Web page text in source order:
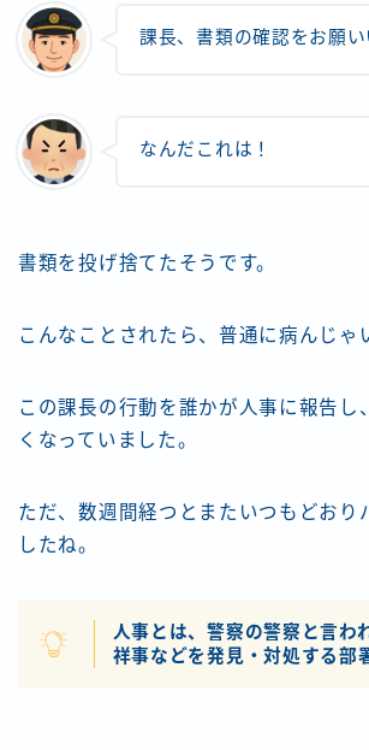
課長、書類の確認をお願
なんだこれは！
書類を投げ捨てたそうです。
こんなことされたら、普通に病んじゃ
この課長の行動を誰かが人事に報告し
くなっていました。
ただ、数週間経つとまたいつもどおり
したね。
人事とは、警察の警察と言わ
祥事などを発見・対処する部